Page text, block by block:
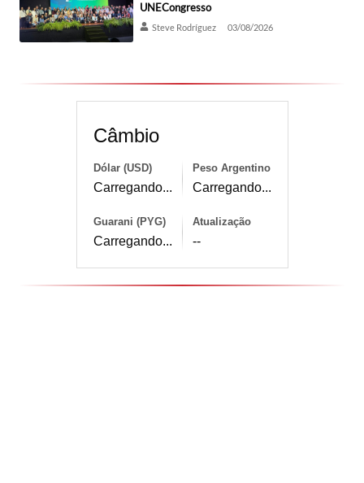
UNECongresso
Steve Rodríguez 03/08/2026
Câmbio
Dólar (USD)
Carregando...
Peso Argentino
Carregando...
Guarani (PYG)
Carregando...
Atualização
--